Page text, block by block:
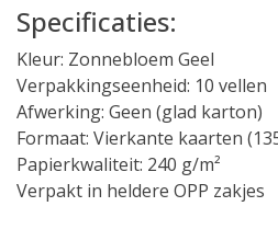
Specificaties:
Kleur: Zonnebloem Geel
Verpakkingseenheid: 10 vellen
Afwerking: Geen (glad karton)
Formaat: Vierkante kaarten
Papierkwaliteit: 240 g/m²
Verpakt in heldere OPP zakjes